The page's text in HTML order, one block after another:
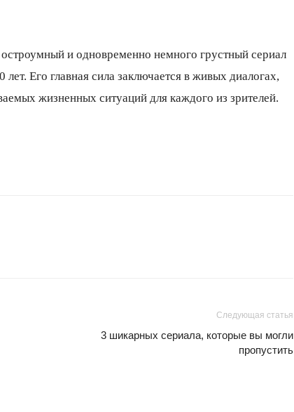
и одновременно немного грустный сериал
Его главная сила заключается в живых диалогах,
жизненных ситуаций для каждого из зрителей.
Следующая статья
3 шикарных сериала, которые вы могли
пропустить